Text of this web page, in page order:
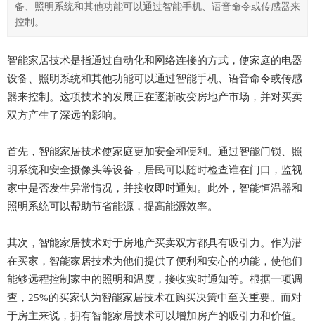
备、照明系统和其他功能可以通过智能手机、语音命令或传感器来
控制。
智能家居技术是指通过自动化和网络连接的方式，使家庭的电器
设备、照明系统和其他功能可以通过智能手机、语音命令或传感
器来控制。这项技术的发展正在逐渐改变房地产市场，并对买卖
双方产生了深远的影响。
首先，智能家居技术使家庭更加安全和便利。通过智能门锁、照
明系统和安全摄像头等设备，居民可以随时检查谁在门口，监视
家中是否发生异常情况，并接收即时通知。此外，智能恒温器和
照明系统可以帮助节省能源，提高能源效率。
其次，智能家居技术对于房地产买卖双方都具有吸引力。作为潜
在买家，智能家居技术为他们提供了便利和安心的功能，使他们
能够远程控制家中的照明和温度，接收实时通知等。根据一项调
查，25%的买家认为智能家居技术在购买决策中至关重要。而对
于房主来说，拥有智能家居技术可以增加房产的吸引力和价值。